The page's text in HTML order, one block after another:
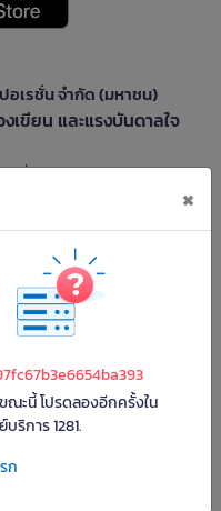
อเรชั่น จำกัด (มหาชน)
เขียน และแรงบันดาลใจ
ลน์ที่ครบครัน ตอบโจทย์คนรักการ
ล้ฉันอยู่ในมือ ช้อปง่าย ไม่ต้อง
ณไม่ควรพลาด
พร้อมให้คุณเลือกสินค้าคุณภาพได้
ากมาย
ริษัทกำหนด รับสิทธิ์ส่งฟรีถึงบ้าน
น
3 ชั้น หมดกังวลเรื่องความเสีย
พสมบูรณ์
×
ณะนี้ โปรดลองอีกครั้งใน
ริการ 1281.
ก